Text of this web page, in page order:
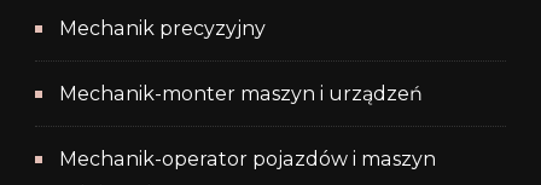
Mechanik precyzyjny
Mechanik-monter maszyn i urządzeń
Mechanik-operator pojazdów i maszyn